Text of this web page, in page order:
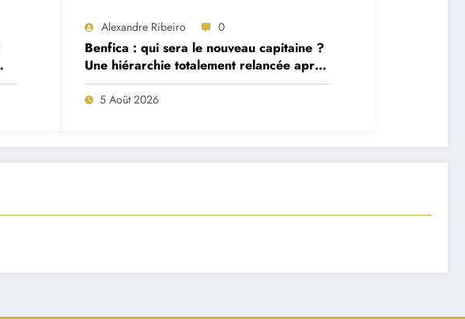
Alexandre Ribeiro 0
Benfica : qui sera le nouveau capitaine ?
Une hiérarchie totalement relancée après
deux départs majeurs
5 Août 2026